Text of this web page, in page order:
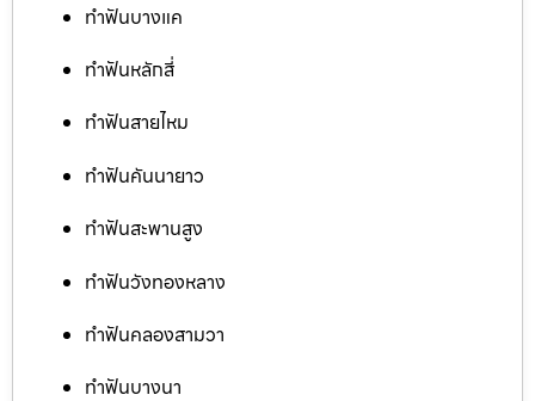
ทำฟันบางแค
ทำฟันหลักสี่
ทำฟันสายไหม
ทำฟันคันนายาว
ทำฟันสะพานสูง
ทำฟันวังทองหลาง
ทำฟันคลองสามวา
ทำฟันบางนา